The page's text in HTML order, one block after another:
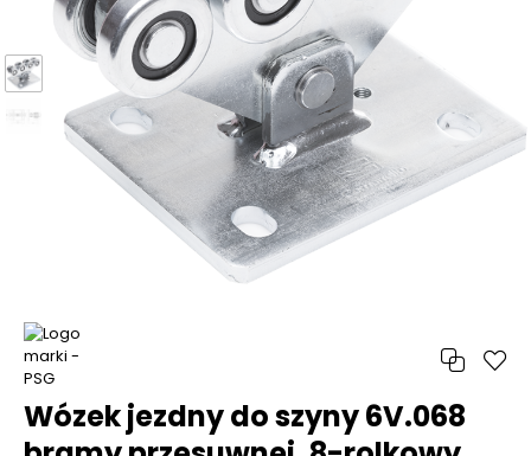
Wózek jezdny do szyny 6V.068